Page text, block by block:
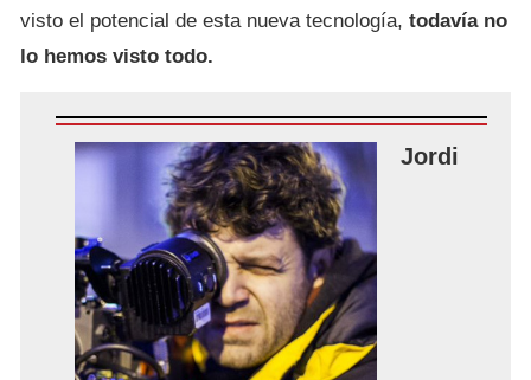
visto el potencial de esta nueva tecnología, todavía no
lo hemos visto todo.
Jordi